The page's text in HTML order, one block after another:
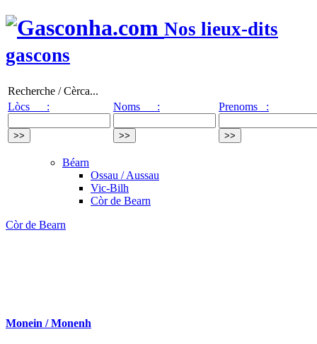
Nos lieux-dits
gascons
Recherche / Cèrca...
Lòcs :
Noms : Prenoms :
Béarn
Ossau / Aussau
Vic-Bilh
Còr de Bearn
Còr de Bearn
Monein / Monenh